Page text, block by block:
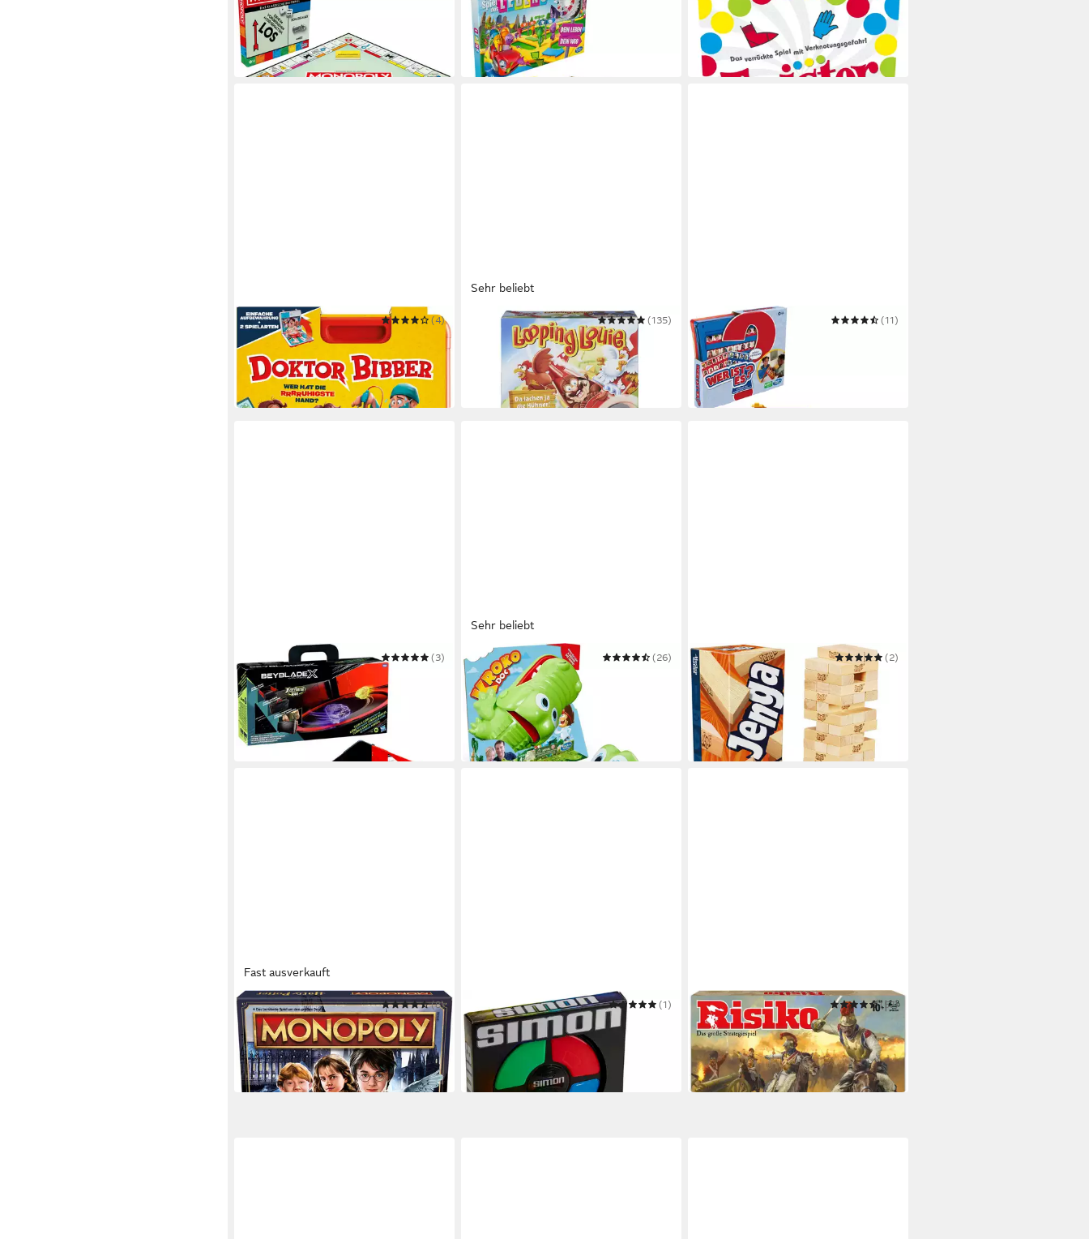
Spiel Monopoly
ab 27,29 €
in 1-2 Werktagen bei dir
Spiel Das Spiel des Lebens
ab 31,23 € UVP35,99 €
-13%
in 1-2 Werktagen bei dir
Spiel Twister
ab 22,86 € 26,99 €
-15%
in 1-2 Werktagen bei dir
HASBRO
Spiel Doktor Bibber
(4)
25,23 €
-16%
in 1-2 Werktagen bei dir
Sehr beliebt
HASBRO
Spiel Hasbro Gaming, Looping Louie
(135)
ab 27,26 € UVP34,99 €
in 1-2 Werktagen bei dir
HASBRO
Spiel Wer ist es?
(11)
ab 22,85 €
in 1-2 Werktagen bei dir
Speed-Kreisel Beyblade X Clash and
Carry Beystadium-Arena
(3)
ab 24,79 € UVP29,99 €
-17%
in 1-2 Werktagen bei dir
Sehr beliebt
HASBRO
Spiel Kroko Doc
(26)
ab 27,65 €
in 1-2 Werktagen bei dir
HASBRO
Spiel Jenga
(2)
ab 16,23 € UVP19,99 €
-19%
in 1-2 Werktagen bei dir
Fast ausverkauft
HASBRO
Spiel Monopoly Harry Potter
(8)
ab 44,61 €
in 1-2 Werktagen bei dir
HASBRO
Spiel Simon
(1)
ab 22,48 € UVP26,99 €
-17%
in 1-2 Werktagen bei dir
HASBRO
Spiel Hasbro Gaming Risiko
(57)
ab 47,25 €
in 1-2 Werktagen bei dir